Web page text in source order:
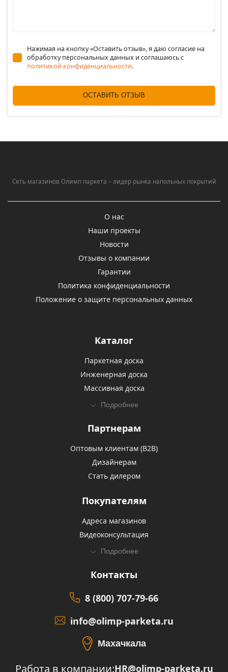
Нажимая на кнопку «Оставить отзыв», я даю согласие на
обработку персональных данных и соглашаюсь c
политикой конфиденциальности.
ОСТАВИТЬ ОТЗЫВ
Сеть магазинов Олимп паркета – лидер рынка напольных покрытий
О нас
Наши проекты
Новости
Отзывы о компании
Гарантии
Политика конфиденциальности
Положение о защите персональных данных
Каталог
Паркетная доска
Инженерная доска
Массивная доска
Подробнее
Партнерам
Оптовым клиентам (В2В)
Дизайнерам
Стать дилером
Покупателям
Адреса магазинов
Видеоконсультация
Подробнее
Контакты
8 (800) 707-79-66
info@olimp-parketa.ru
Махачкала
Работа в компании:HR@olimp-parketa.ru